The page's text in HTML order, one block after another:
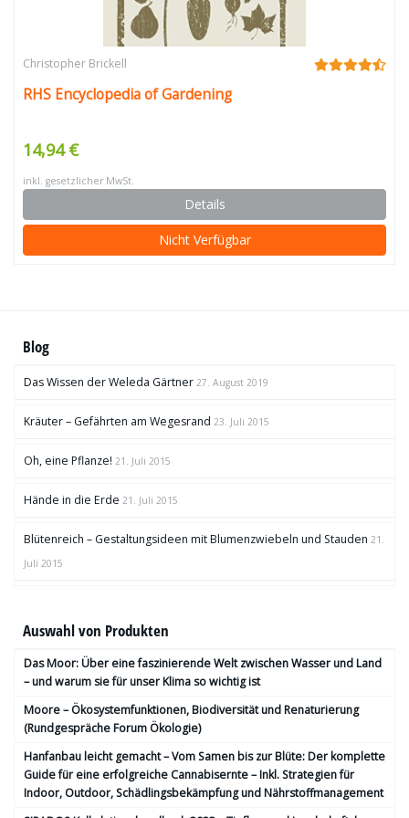
Christopher Brickell
RHS Encyclopedia of Gardening
14,94 €
inkl. gesetzlicher MwSt.
Details
Nicht Verfügbar
Blog
Das Wissen der Weleda Gärtner 27. August 2019
Kräuter – Gefährten am Wegesrand 23. Juli 2015
Oh, eine Pflanze! 21. Juli 2015
Hände in die Erde 21. Juli 2015
Blütenreich – Gestaltungsideen mit Blumenzwiebeln und Stauden 21.
Juli 2015
Auswahl von Produkten
Das Moor: Über eine faszinierende Welt zwischen Wasser und Land
– und warum sie für unser Klima so wichtig ist
Moore – Ökosystemfunktionen, Bio­diversität und Renaturierung
(Rundgespräche Forum Ökologie)
Hanfanbau leicht gemacht – Vom Samen bis zur Blüte: Der komplette
Guide für eine erfolgreiche Cannabisernte – Inkl. Strategien für
Indoor, Outdoor, Schädlingsbekämpfung und Nährstoffmanagement